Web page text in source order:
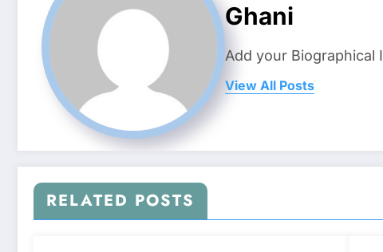
Ghani
Add your Biographical
View All Posts
RELATED POSTS